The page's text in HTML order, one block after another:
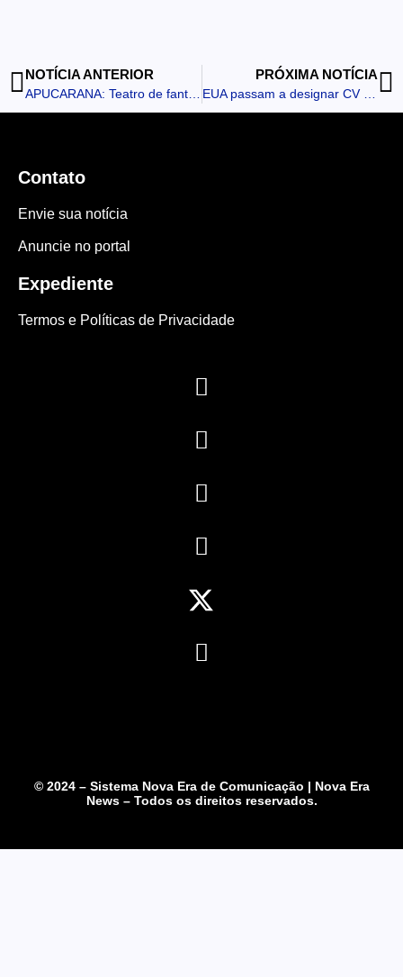
NOTÍCIA ANTERIOR PRÓXIMA NOTÍCIA
Contato
Envie sua notícia
Anuncie no portal
Expediente
Termos e Políticas de Privacidade
© 2024 – Sistema Nova Era de Comunicação | Nova Era
News – Todos os direitos reservados.